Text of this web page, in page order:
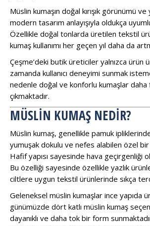
Müslin kumaşın doğal kırışık görünümü ve
modern tasarım anlayışıyla oldukça
Özellikle doğal tonlarda üretilen tekstil
kumaş kullanımı her geçen yıl daha da
Çeşme’deki butik üreticiler yalnızca ürün
zamanda kullanıcı deneyimi sunmak
nedenle doğal ve konforlu kumaşlar daha
çıkmaktadır.
MÜSLIN KUMAŞ NEDIR?
Müslin kumaş, genellikle pamuk
yumuşak dokulu ve nefes alabilen özel
Hafif yapısı sayesinde hava geçirgenliği
Bu özelliği sayesinde özellikle yazlık
ciltlere uygun tekstil ürünlerinde sıkça
Geleneksel müslin kumaşlar ince yapıda
günümüzde dört katlı müslin kumaş
dayanıklı ve daha tok bir form